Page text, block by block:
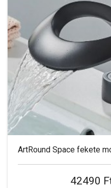
ArtRound Space fekete
42490